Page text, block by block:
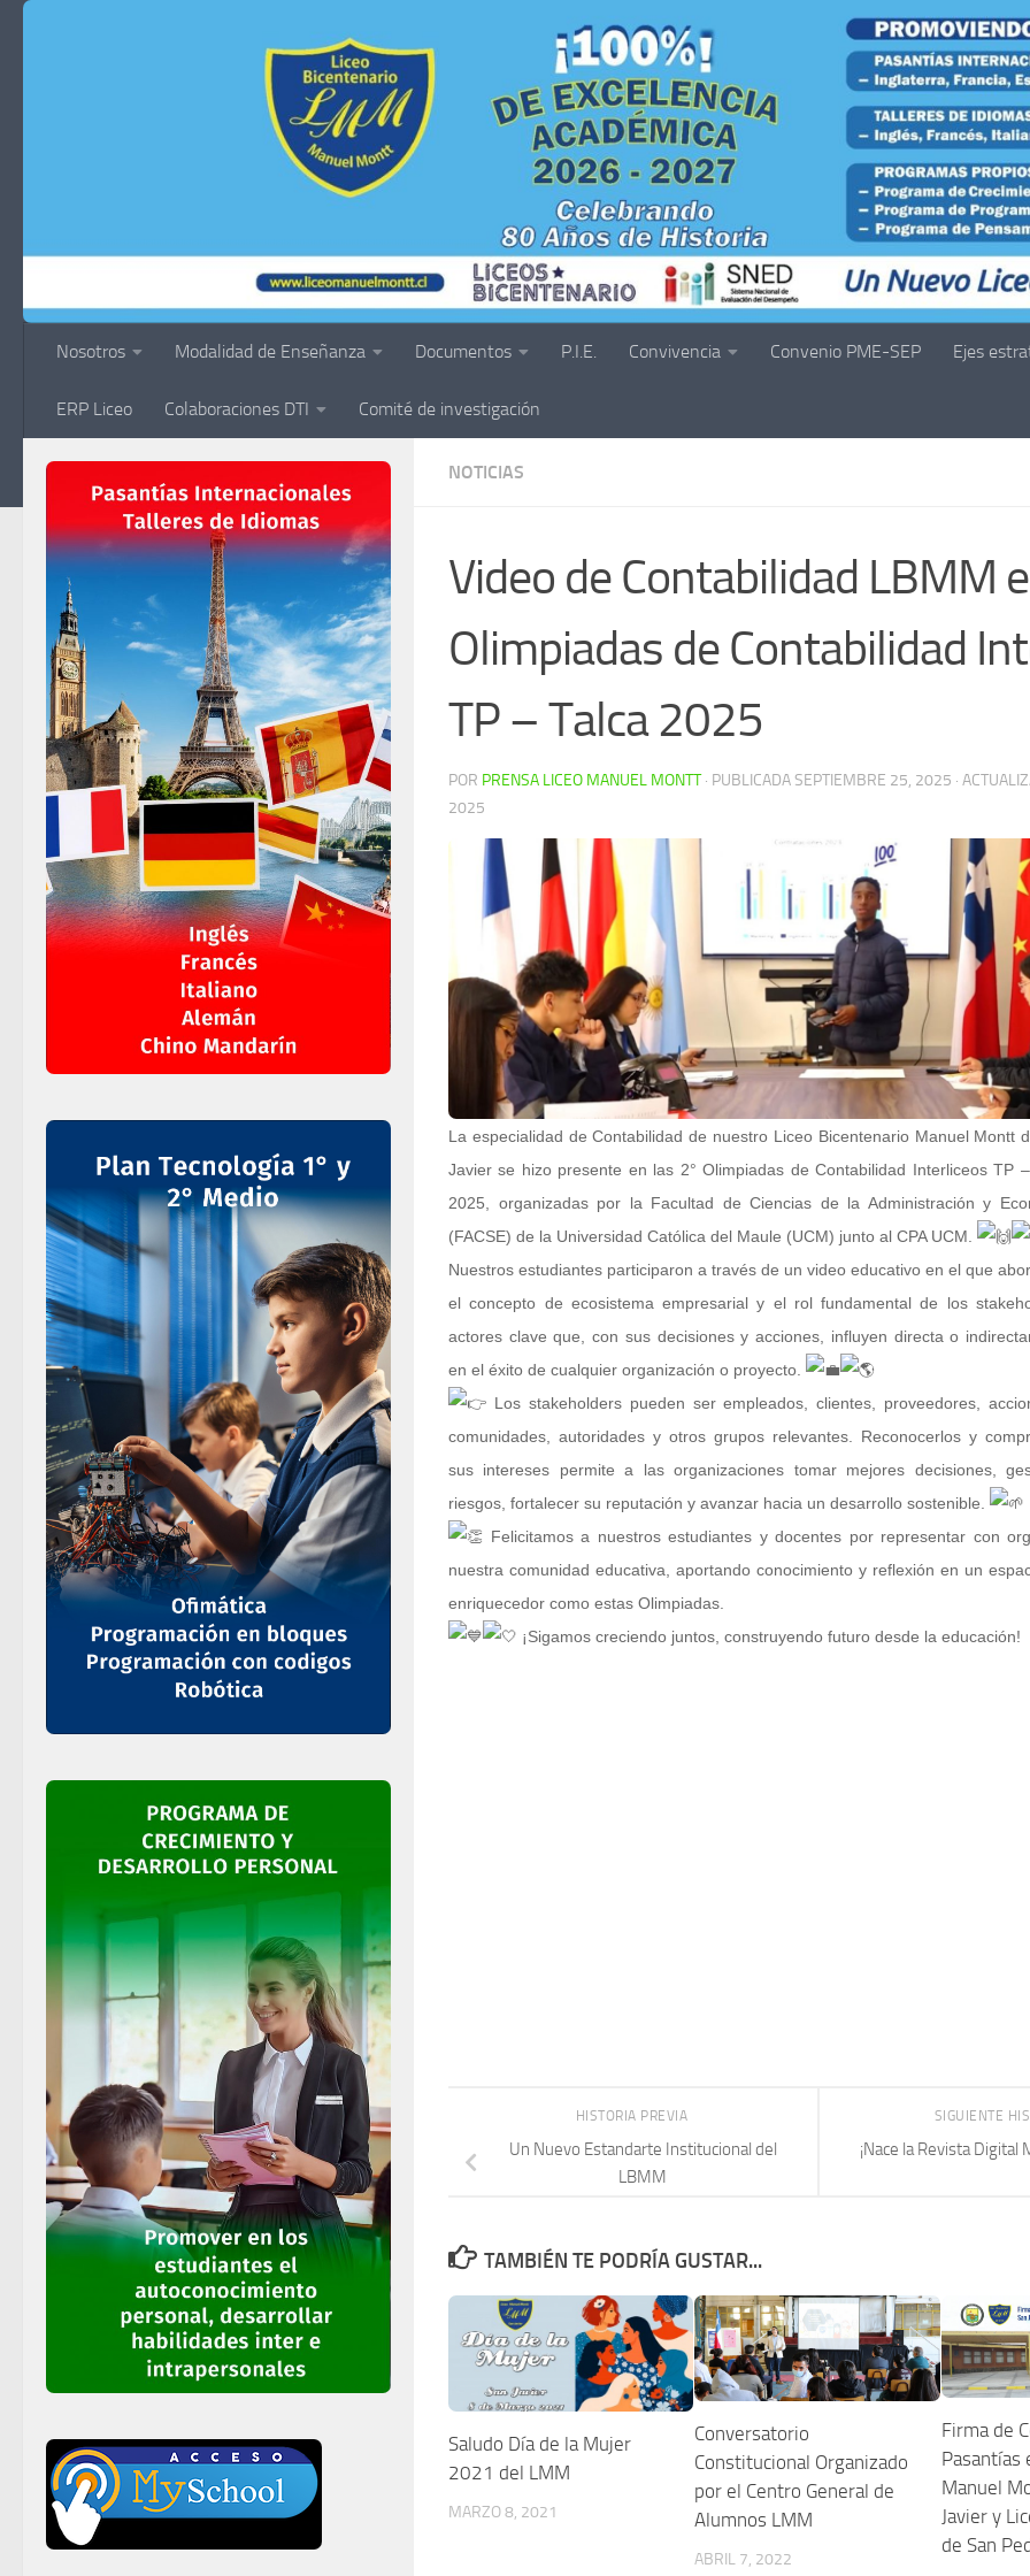
Nosotros Modalidad de Enseñanza Documentos P.I.E. Convivencia Convenio PME-SEP Ejes
ERP Liceo Colaboraciones DTI Comité de investigación
NOTICIAS
Video de Contabilidad LBMM
Olimpiadas de Contabilidad
TP – Talca 2025
POR PRENSA LICEO MANUEL MONTT · PUBLICADASEPTIEMBRE 25, 2025 ·
2025
La especialidad de Contabilidad de nuestro Liceo Bicentenario Manuel Montt
Javier se hizo presente en las 2° Olimpiadas de Contabilidad Interliceos TP
2025, organizadas por la Facultad de Ciencias de la Administración y
(FACSE) de la Universidad Católica del Maule (UCM) junto al CPA UCM.
Nuestros estudiantes participaron a través de un video educativo en el que
el concepto de ecosistema empresarial y el rol fundamental de los
actores clave que, con sus decisiones y acciones, influyen directa o
en el éxito de cualquier organización o proyecto.
Los stakeholders pueden ser empleados, clientes, proveedores,
comunidades, autoridades y otros grupos relevantes. Reconocerlos y
sus intereses permite a las organizaciones tomar mejores decisiones,
riesgos, fortalecer su reputación y avanzar hacia un desarrollo sostenible.
Felicitamos a nuestros estudiantes y docentes por representar con
nuestra comunidad educativa, aportando conocimiento y reflexión en un
enriquecedor como estas Olimpiadas.
¡Sigamos creciendo juntos, construyendo futuro desde la educación!
SIGUIENTE
¡Nace la Revista
HISTORIA PREVIA
Un Nuevo Estandarte Institucional del
LBMM
TAMBIÉN TE PODRÍA GUSTAR...
Saludo Día de la Mujer
2021 del LMM
MARZO 8, 2021
Conversatorio
Constitucional Organizado
por el Centro General de
Alumnos LMM
ABRIL 7, 2022
Firma de
Pasantías
Manuel
Javier y
de San